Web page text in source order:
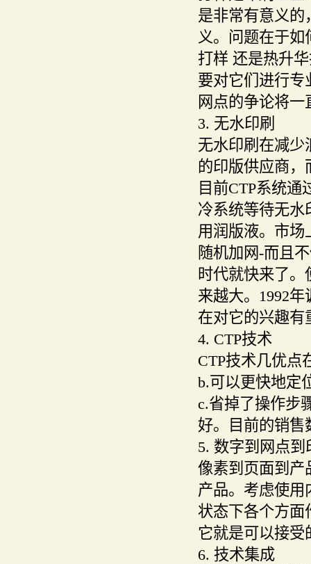
是非常有意义的
义。问题在于如
打样 还是热升
要对它们进行专
网点的争论将
3. 无水印刷
无水印刷在减少
的印版供应商
目前CTP系统
冷系统等待无水
用润版液。市
随机加网-而且
时代就快来了。
来越大。1992
在对它的兴趣有
4. CTP技术
CTP技术几优点
b.可以更快地定
c.省掉了操作步
好。目前的销售
5. 数字到网点到
像素到页面到产
产品。考虑使用
状态下各个方面
它就是可以接
6. 技术集成